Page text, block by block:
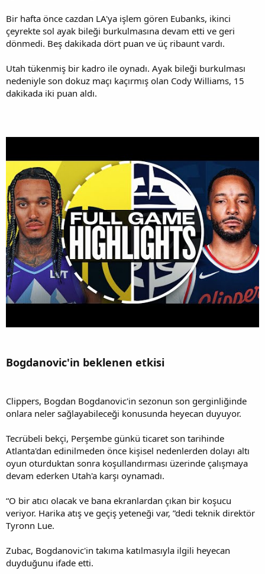
Bir hafta önce cazdan LA'ya işlem gören Eubanks, ikinci
çeyrekte sol ayak bileği burkulmasına devam etti ve geri
dönmedi. Beş dakikada dört puan ve üç ribaunt vardı.
Utah tükenmiş bir kadro ile oynadı. Ayak bileği burkulması
nedeniyle son dokuz maçı kaçırmış olan Cody Williams, 15
dakikada iki puan aldı.
Bogdanovic'in beklenen etkisi
Clippers, Bogdan Bogdanovic'in sezonun son gerginliğinde
onlara neler sağlayabileceği konusunda heyecan duyuyor.
Tecrübeli bekçi, Perşembe günkü ticaret son tarihinde
Atlanta'dan edinilmeden önce kişisel nedenlerden dolayı altı
oyun oturduktan sonra koşullandırması üzerinde çalışmaya
devam ederken Utah'a karşı oynamadı.
“O bir atıcı olacak ve bana ekranlardan çıkan bir koşucu
veriyor. Harika atış ve geçiş yeteneği var, ”dedi teknik direktör
Tyronn Lue.
Zubac, Bogdanovic'in takıma katılmasıyla ilgili heyecan
duyduğunu ifade etti.